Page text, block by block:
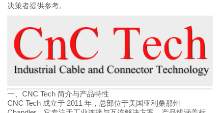
决策者提供参考。
一、CNC Tech 简介与产品特性
CNC Tech 成立于 2011 年，总部位于美国亚利桑那州